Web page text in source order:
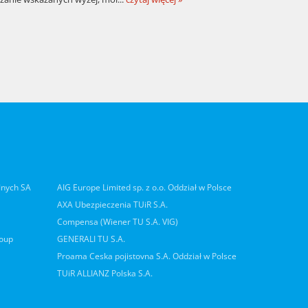
SA
AIG Europe Limited sp. z o.o. Oddział w Polsce
AXA Ubezpieczenia TUiR S.A.
Compensa (Wiener TU S.A. VIG)
GENERALI TU S.A.
Proama Ceska pojistovna S.A. Oddział w Polsce
TUiR ALLIANZ Polska S.A.